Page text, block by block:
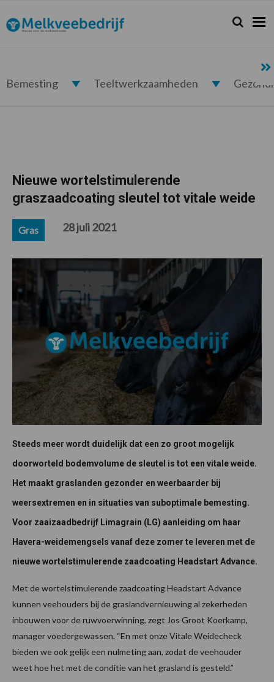
de
hoofdnavigatie
de
hoofd
de
eerste
de
voettekst
Melkveebedrijf.nl Zoeken...
Zoek
Bemesting Teeltwerkzaamheden
Nieuwe wortelstimulerende
graszaadcoating sleutel tot vitale weide
Gras 28 juli 2021
Steeds meer wordt duidelijk dat een zo groot mogelijk
doorworteld bodemvolume de sleutel is tot een vitale weide.
Het maakt graslanden gezonder en weerbaarder bij
weersextremen en in situaties van suboptimale bemesting.
Voor zaaizaadbedrijf Limagrain (LG) aanleiding om haar
Havera-weidemengsels vanaf deze zomer te leveren met de
nieuwe wortelstimulerende zaadcoating Headstart Advance.
Met de wortelstimulerende zaadcoating Headstart Advance
kunnen veehouders bij de graslandvernieuwing al zekerheden
inbouwen voor de ruwvoerwinning, zegt Jos Groot Koerkamp,
manager voedergewassen. “En met onze Vitale Weidecheck
bieden we ook gelijk een nulmeting aan, zodat de veehouder
weet hoe het met de conditie van het grasland is gesteld.”